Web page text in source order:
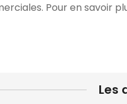
Pour en savoir
Les